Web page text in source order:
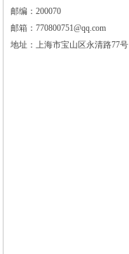
邮编：200070
邮箱：770800751@qq.com
地址：上海市宝山区永清路77号